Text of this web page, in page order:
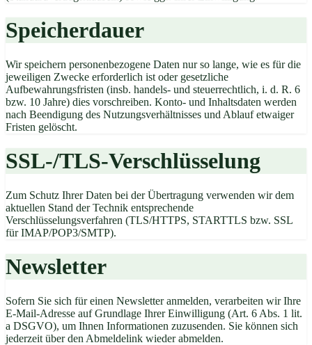
Speicherdauer
Wir speichern personenbezogene Daten nur so lange, wie es für die
jeweiligen Zwecke erforderlich ist oder gesetzliche
Aufbewahrungsfristen (insb. handels- und steuerrechtlich, i. d. R. 6
bzw. 10 Jahre) dies vorschreiben. Konto- und Inhaltsdaten werden
nach Beendigung des Nutzungsverhältnisses und Ablauf etwaiger
Fristen gelöscht.
SSL-/TLS-Verschlüsselung
Zum Schutz Ihrer Daten bei der Übertragung verwenden wir dem
aktuellen Stand der Technik entsprechende
Verschlüsselungsverfahren (TLS/HTTPS, STARTTLS bzw. SSL
für IMAP/POP3/SMTP).
Newsletter
Sofern Sie sich für einen Newsletter anmelden, verarbeiten wir Ihre
E-Mail-Adresse auf Grundlage Ihrer Einwilligung (Art. 6 Abs. 1 lit.
a DSGVO), um Ihnen Informationen zuzusenden. Sie können sich
jederzeit über den Abmeldelink wieder abmelden.